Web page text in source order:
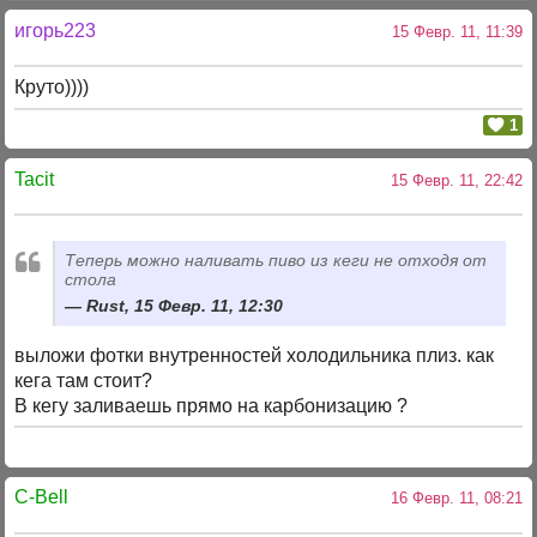
игорь223 15 Февр. 11, 11:39
Круто))))
1
Tacit 15 Февр. 11, 22:42
Теперь можно наливать пиво из кеги не отходя от
стола
Rust, 15 Февр. 11, 12:30
выложи фотки внутренностей холодильника плиз. как
кега там стоит?
В кегу заливаешь прямо на карбонизацию ?
C-Bell 16 Февр. 11, 08:21